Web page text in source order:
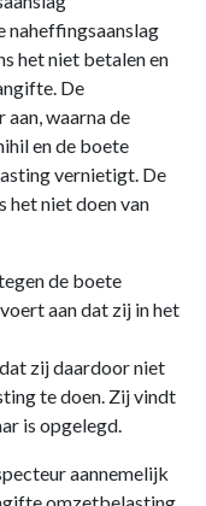
het niet betalen en
De
waarna de
en de boete
vernietigt. De
het niet doen van
de boete
aan dat zij in het
zij daardoor niet
te doen. Zij vindt
is opgelegd.
aannemelijk